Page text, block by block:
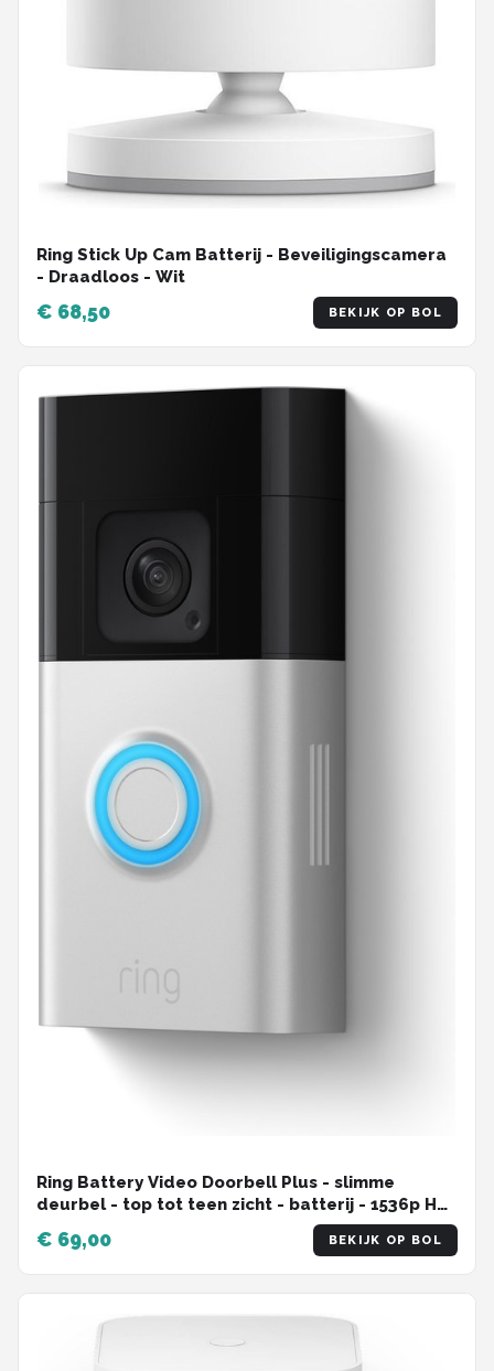
Ring Stick Up Cam Batterij - Beveiligingscamera
- Draadloos - Wit
€ 68,50 BEKIJK OP BOL
Ring Battery Video Doorbell Plus - slimme
deurbel - top tot teen zicht - batterij - 1536p HD+
€ 69,00 BEKIJK OP BOL